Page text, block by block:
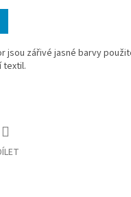
jsou zářivé jasné barvy
textil.